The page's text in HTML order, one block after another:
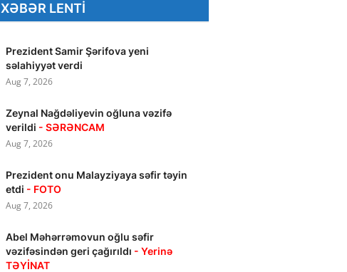
XƏBƏR LENTI
Prezident Samir Şərifova yeni
səlahiyyət verdi
Aug 7, 2026
Zeynal Nağdəliyevin oğluna vəzifə
verildi - SƏRƏNCAM
Aug 7, 2026
Prezident onu Malayziyaya səfir təyin
etdi - FOTO
Aug 7, 2026
Abel Məhərrəmovun oğlu səfir
vəzifəsindən geri çağırıldı - Yerinə
TƏYİNAT